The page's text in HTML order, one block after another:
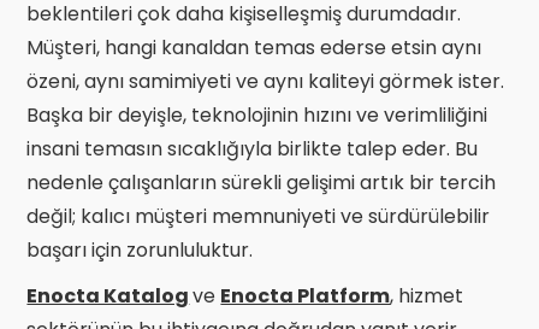
beklentileri çok daha kişiselleşmiş durumdadır.
Müşteri, hangi kanaldan temas ederse etsin aynı
özeni, aynı samimiyeti ve aynı kaliteyi görmek ister.
Başka bir deyişle, teknolojinin hızını ve verimliliğini
insani temasın sıcaklığıyla birlikte talep eder. Bu
nedenle çalışanların sürekli gelişimi artık bir tercih
değil; kalıcı müşteri memnuniyeti ve sürdürülebilir
başarı için zorunluluktur.
Enocta Katalogve Enocta Platform, hizmet